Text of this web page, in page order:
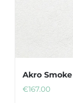
Akro Smoke
€167.00